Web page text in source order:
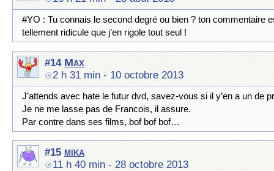
#YO : Tu connais le second degré ou bien ? ton commentaire
tellement ridicule que j’en rigole tout seul !
#14 Max
2 h 31 min - 10 octobre 2013
J’attends avec hate le futur dvd, savez-vous si il y’en a un de
Je ne me lasse pas de Francois, il assure.
Par contre dans ses films, bof bof bof…
#15 mika
11 h 40 min - 28 octobre 2013